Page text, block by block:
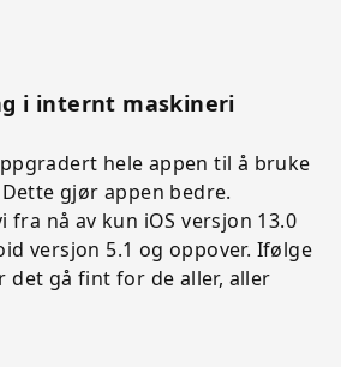
i internt maskineri
hele appen til å bruke
gjør appen bedre.
nå av kun iOS versjon 13.0
versjon 5.1 og oppover. Ifølge
det gå fint for de aller, aller